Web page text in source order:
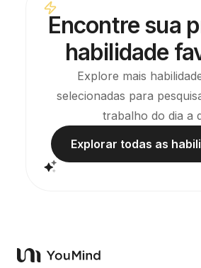
ilustração comum ou um pôster
sim uma extração de relações entre
cidade, água, estradas, escala humana,
e luz e sombra, usando poucas
bordas suavizadas, recortes de respiro
esparsas, mantendo o sujeito
mesmo em miniatura. A imagem como
enfatiza uma qualidade silenciosa,
imagem original, principalmente azul-
preto-tinta, verde-acinzentado, tom de
cores quentes de baixa saturação, e,
apropriado, um pequeno marcador
adicionado. O título geralmente
fotos com estética de galeria e séries
adequadas para divulgação em
Encontre sua
habilidade
Explore mais
selecionadas para
trabalho do dia a
Explorar todas as